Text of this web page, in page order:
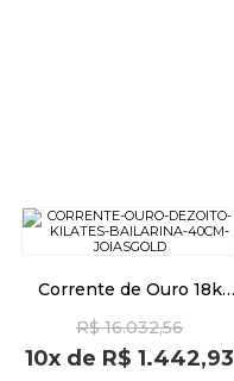
Corrente de Ouro 18k
40cm co04674
R$ 16.032,56
10x de R$ 1.442,93
OFERTAS